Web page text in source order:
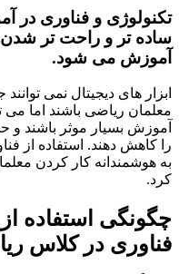
تکنولوژی و فناوری در
ساده تر و راحت تر شدن
آموزش می شود.
ابزار های دیجیتال نمی توانند
معلمان ریاضی باشند اما می
آموزش بسیار موثر باشند و
را کاهش دهند. استفاده از
به هوشمندانه کار کردن
کرد.
چگونگی استفاده
فناوری در کلاس